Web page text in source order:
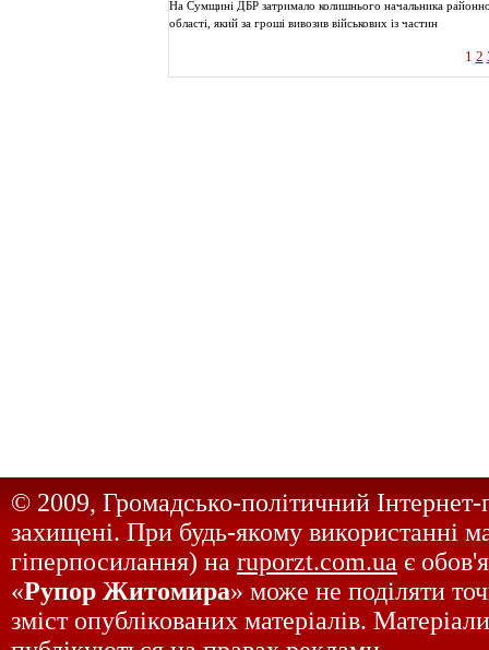
На Сумщині ДБР затримало колишнього начальника
області, який за гроші вивозив військових із частин
1 2
© 2009, Громадсько-політичний Інтернет-
захищені. При будь-якому використанні
гіперпосилання) на ruporzt.com.ua є
«Рупор Житомира» може не поділяти
зміст опублікованих матеріалів.